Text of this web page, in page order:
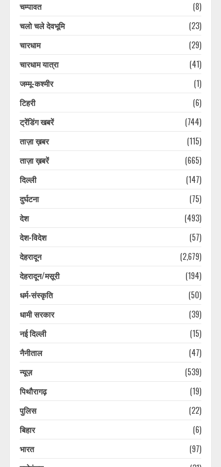
चम्पावत
(8)
चलो चले देवभूमि
(23)
चारधाम
(29)
चारधाम यात्रा
(41)
जम्मू-कश्मीर
(1)
टिहरी
(6)
ट्रेंडिंग खबरें
(744)
ताज़ा ख़बर
(115)
ताज़ा ख़बरें
(665)
दिल्ली
(147)
दुर्घटना
(75)
देश
(493)
देश-विदेश
(57)
देहरादून
(2,679)
देहरादून/मसूरी
(194)
धर्म-संस्कृति
(50)
धामी सरकार
(39)
नई दिल्ली
(15)
नैनीताल
(47)
न्यूज़
(539)
पिथौरागढ़
(19)
पुलिस
(22)
बिहार
(6)
भारत
(97)